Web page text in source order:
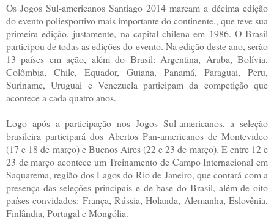
Os Jogos Sul-americanos Santiago 2014 marcam a décima edição
do evento poliesportivo mais importante do continente., que teve sua
primeira edição, justamente, na capital chilena em 1986. O Brasil
participou de todas as edições do evento. Na edição deste ano, serão
13 países em ação, além do Brasil: Argentina, Aruba, Bolívia,
Colômbia, Chile, Equador, Guiana, Panamá, Paraguai, Peru,
Suriname, Uruguai e Venezuela participam da competição que
acontece a cada quatro anos.
Logo após a participação nos Jogos Sul-americanos, a seleção
brasileira participará dos Abertos Pan-americanos de Montevideo
(17 e 18 de março) e Buenos Aires (22 e 23 de março). E entre 12 e
23 de março acontece um Treinamento de Campo Internacional em
Saquarema, região dos Lagos do Rio de Janeiro, que contará com a
presença das seleções principais e de base do Brasil, além de oito
países convidados: França, Rússia, Holanda, Alemanha, Eslovênia,
Finlândia, Portugal e Mongólia.